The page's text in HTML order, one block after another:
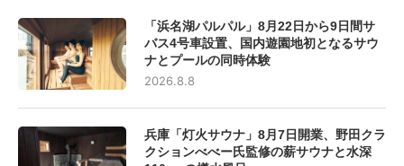
「浜名湖パルパル」8月22日から9日間サ
バス4号車設置、国内遊園地初となるサウ
ナとプールの同時体験
2026.8.8
兵庫「灯火サウナ」8月7日開業、野田クラ
クションべべー氏監修の薪サウナと水深